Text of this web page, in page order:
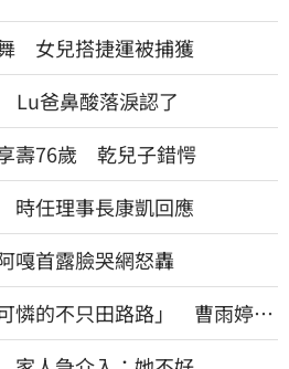
女兒搭捷運被捕獲
爸鼻酸落淚認了
壽76歲 乾兒子錯愕
任理事長康凱回應
嘎首露臉哭網怒轟
憐的不只田路路」 曹雨婷45